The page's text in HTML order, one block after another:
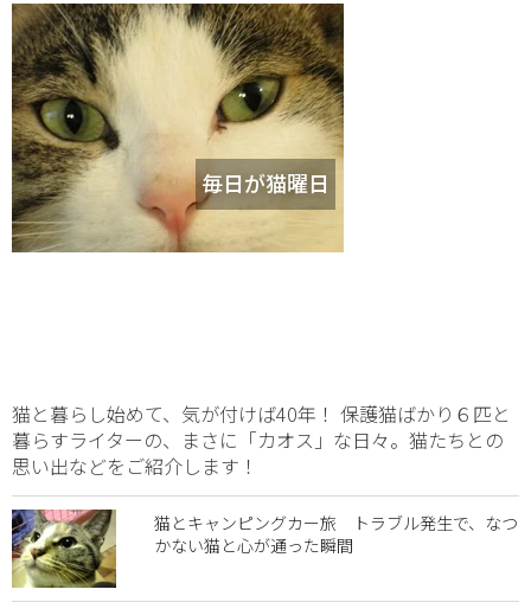
毎日が猫曜日
猫と暮らし始めて、気が付けば40年！ 保護猫ばかり６匹と
暮らすライターの、まさに「カオス」な日々。猫たちとの
思い出などをご紹介します！
猫とキャンピングカー旅 トラブル発生で、なつ
かない猫と心が通った瞬間